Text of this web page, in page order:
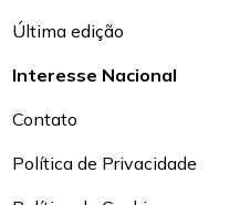
Última edição
Interesse Nacional
Contato
Política de Privacidade